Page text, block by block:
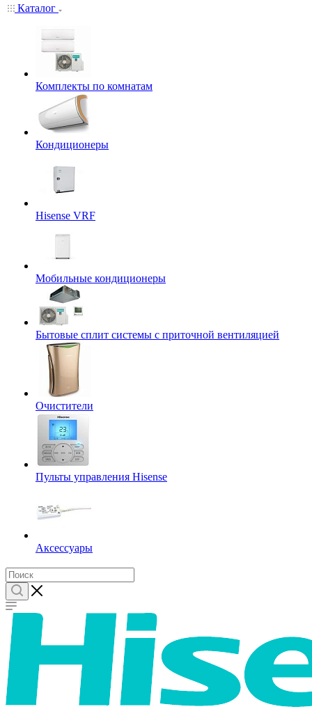
Каталог
Комплекты по комнатам
Кондиционеры
Hisense VRF
Мобильные кондиционеры
Бытовые сплит системы с приточной вентиляцией
Очистители
Пульты управления Hisense
Аксессуары